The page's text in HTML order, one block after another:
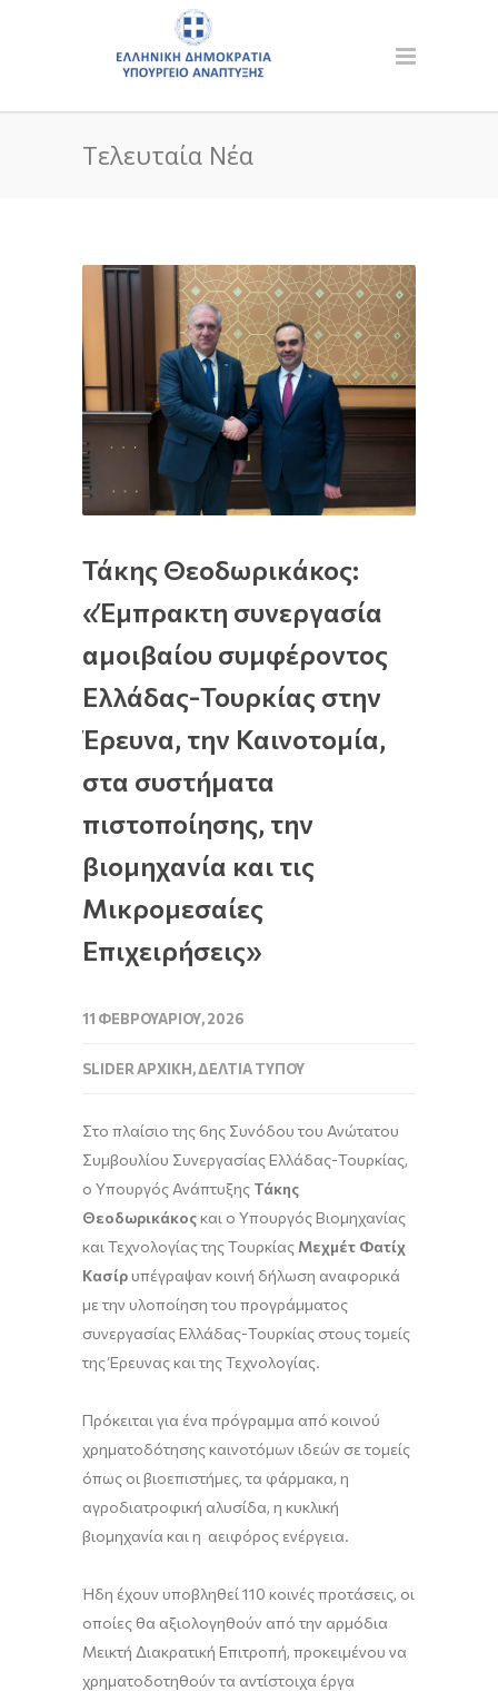
Τελευταία Νέα
Τάκης Θεοδωρικάκος:
«Έμπρακτη συνεργασία
αμοιβαίου συμφέροντος
Ελλάδας-Τουρκίας στην
Έρευνα, την Καινοτομία,
στα συστήματα
πιστοποίησης, την
βιομηχανία και τις
Μικρομεσαίες
Επιχειρήσεις»
11 ΦΕΒΡΟΥΑΡΊΟΥ, 2026
SLIDER ΑΡΧΙΚΉ,ΔΕΛΤΊΑ ΤΎΠΟΥ
Στο πλαίσιο της 6ης Συνόδου του Ανώτατου
Συμβουλίου Συνεργασίας Ελλάδας-Τουρκίας,
ο Υπουργός Ανάπτυξης Τάκης
Θεοδωρικάκοςκαι ο Υπουργός Βιομηχανίας
και Τεχνολογίας της Τουρκίας Μεχμέτ Φατίχ
Κασίρυπέγραψαν κοινή δήλωση αναφορικά
με την υλοποίηση του προγράμματος
συνεργασίας Ελλάδας-Τουρκίας στoυς τομείς
της Έρευνας και της Τεχνολογίας.
Πρόκειται για ένα πρόγραμμα από κοινού
χρηματοδότησης καινοτόμων ιδεών σε τομείς
όπως οι βιοεπιστήμες, τα φάρμακα, η
αγροδιατροφική αλυσίδα, η κυκλική
βιομηχανία και η αειφόρος ενέργεια.
Ήδη έχουν υποβληθεί 110 κοινές προτάσεις, οι
οποίες θα αξιολογηθούν από την αρμόδια
Μεικτή Διακρατική Επιτροπή, προκειμένου να
χρηματοδοτηθούν τα αντίστοιχα έργα